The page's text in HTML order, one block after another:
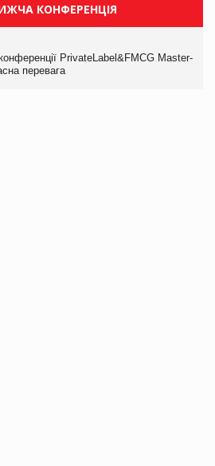
КОНФЕРЕНЦІЯ
PrivateLabel&FMCG Master-
перевага